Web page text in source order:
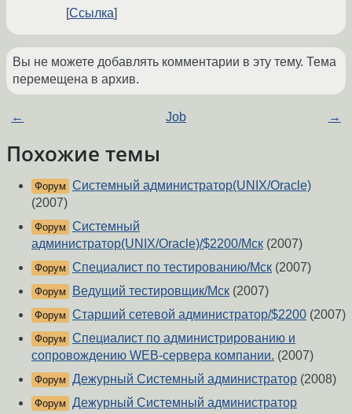
Ссылка
Вы не можете добавлять комментарии в эту тему. Тема
перемещена в архив.
← Job →
Похожие темы
Форум Системный администратор(UNIX/Oracle)
(2007)
Форум Системный
администратор(UNIX/Oracle)/$2200/Мск (2007)
Форум Специалист по тестированию/Мск (2007)
Форум Ведущий тестировщик/Мск (2007)
Форум Старший сетевой администратор/$2200 (2007)
Форум Специалист по администрированию и
сопровождению WEB-сервера компании. (2007)
Форум Дежурный Системный администратор (2008)
Форум Дежурный Системный администратор